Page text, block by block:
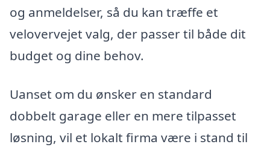
og anmeldelser, så du kan træffe et
velovervejet valg, der passer til både dit
budget og dine behov.
Uanset om du ønsker en standard
dobbelt garage eller en mere tilpasset
løsning, vil et lokalt firma være i stand til